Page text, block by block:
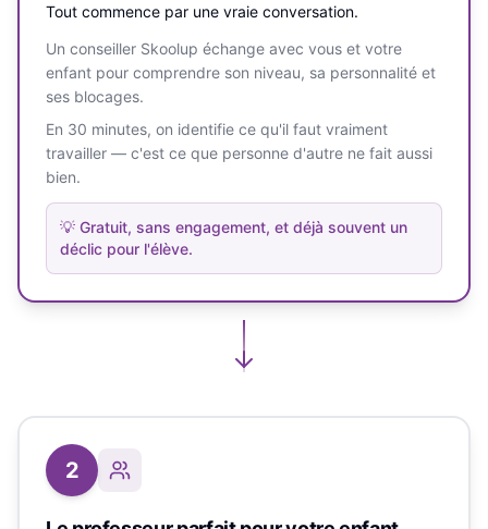
Tout commence par une vraie conversation.
Un conseiller Skoolup échange avec vous et votre
enfant pour comprendre son niveau, sa personnalité et
ses blocages.
En 30 minutes, on identifie ce qu'il faut vraiment
travailler — c'est ce que personne d'autre ne fait aussi
bien.
💡 Gratuit, sans engagement, et déjà souvent un
déclic pour l'élève.
2